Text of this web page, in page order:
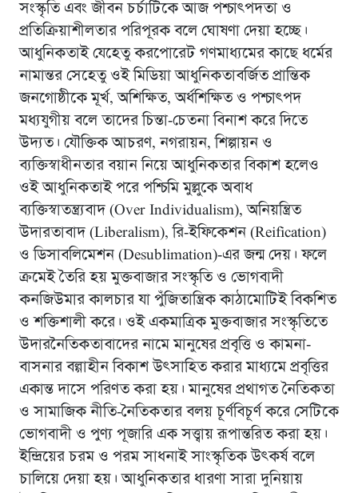
সংস্কৃতি এবং জীবন চর্চাটিকে আজ পশ্চাৎপদতা ও
প্রতিক্রিয়াশীলতার পরিপূরক বলে ঘোষণা দেয়া হচ্ছে।
আধুনিকতাই যেহেতু করপোরেট গণমাধ্যমের কাছে ধর্মের
নামান্তর সেহেতু ওই মিডিয়া আধুনিকতাবর্জিত প্রান্তিক
জনগোষ্ঠীকে মূর্খ, অশিক্ষিত, অর্ধশিক্ষিত ও পশ্চাৎপদ
মধ্যযুগীয় বলে তাদের চিন্তা-চেতনা বিনাশ করে দিতে
উদ্যত। যৌক্তিক আচরণ, নগরায়ন, শিল্পায়ন ও
ব্যক্তিস্বাধীনতার বয়ান নিয়ে আধুনিকতার বিকাশ হলেও
ওই আধুনিকতাই পরে পশ্চিমি মুল্লুকে অবাধ
ব্যক্তিস্বাতন্ত্র্যবাদ (Over Individualism), অনিয়ন্ত্রিত
উদারতাবাদ (Liberalism), রি-ইফিকেশন (Reification)
ও ডিসাবলিমেশন (Desublimation)-এর জন্ম দেয়। ফলে
ক্রমেই তৈরি হয় মুক্তবাজার সংস্কৃতি ও ভোগবাদী
কনজিউমার কালচার যা পুঁজিতান্ত্রিক কাঠামোটিই বিকশিত
ও শক্তিশালী করে। ওই একমাত্রিক মুক্তবাজার সংস্কৃতিতে
উদারনৈতিকতাবাদের নামে মানুষের প্রবৃত্তি ও কামনা-
বাসনার বল্গাহীন বিকাশ উৎসাহিত করার মাধ্যমে প্রবৃত্তির
একান্ত দাসে পরিণত করা হয়। মানুষের প্রথাগত নৈতিকতা
ও সামাজিক নীতি-নৈতিকতার বলয় চূর্ণবিচূর্ণ করে সেটিকে
ভোগবাদী ও পুণ্য পূজারি এক সত্ত্বায় রূপান্তরিত করা হয়।
ইন্দ্রিয়ের চরম ও পরম সাধনাই সাংস্কৃতিক উৎকর্ষ বলে
চালিয়ে দেয়া হয়। আধুনিকতার ধারণা সারা দুনিয়ায়